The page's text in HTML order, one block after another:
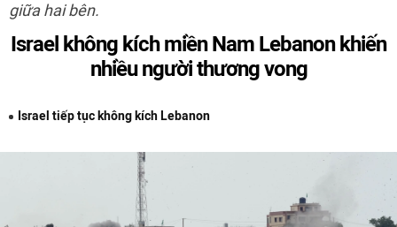
giữa hai bên.
Israel không kích miền Nam Lebanon khiến
nhiều người thương vong
Israel tiếp tục không kích Lebanon